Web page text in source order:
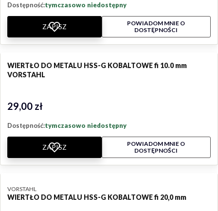
Dostępność:tymczasowo niedostępny
ZAPISZ
POWIADOM MNIE O
DOSTĘPNOŚCI
WIERTŁO DO METALU HSS-G KOBALTOWE fi 10.0 mm
VORSTAHL
Cena
29,00 zł
Dostępność:tymczasowo niedostępny
ZAPISZ
POWIADOM MNIE O
DOSTĘPNOŚCI
WIERTŁO DO METALU HSS-G KOBALTOWE fi 20,0 mm
PRODUCENT
VORSTAHL